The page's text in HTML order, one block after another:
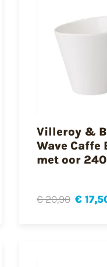
Villeroy &
Wave Caffe
met oor
€ 20,90 €